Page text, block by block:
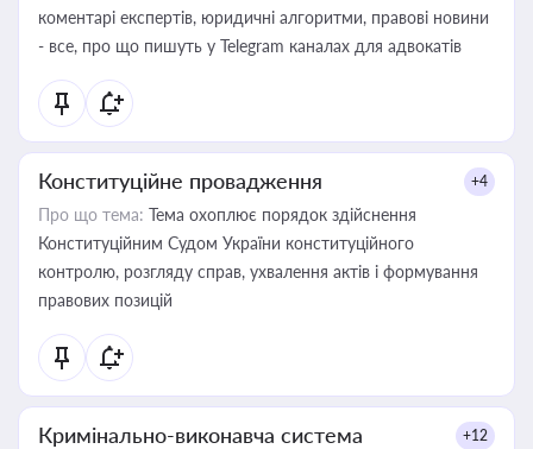
коментарі експертів, юридичні алгоритми, правові новини
- все, про що пишуть у Telegram каналах для адвокатів
Конституційне провадження +4
Про що тема: Тема охоплює порядок здійснення
Конституційним Судом України конституційного
контролю, розгляду справ, ухвалення актів і формування
правових позицій
Кримінально-виконавча система +12